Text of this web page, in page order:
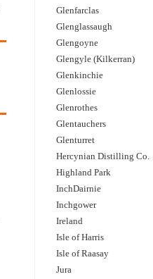
Glenfarclas
Glenglassaugh
Glengoyne
Glengyle (Kilkerran)
Glenkinchie
Glenlossie
Glenrothes
Glentauchers
Glenturret
Hercynian Distilling Co.
Highland Park
InchDairnie
Inchgower
Ireland
Isle of Harris
Isle of Raasay
Jura